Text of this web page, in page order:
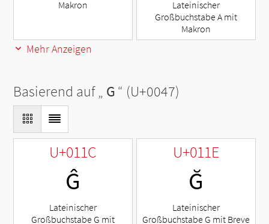
Makron
Lateinischer
Großbuchstabe A mit
Makron
Mehr Anzeigen
Basierend auf „ G“ (U+0047)
U+011C
Ĝ
Lateinischer
Großbuchstabe G mit
U+011E
Ğ
Lateinischer
Großbuchstabe G mit Breve